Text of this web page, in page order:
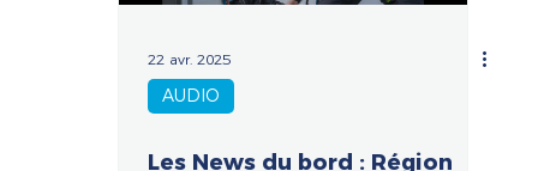
22 avr. 2025
AUDIO
Les News du bord : Région